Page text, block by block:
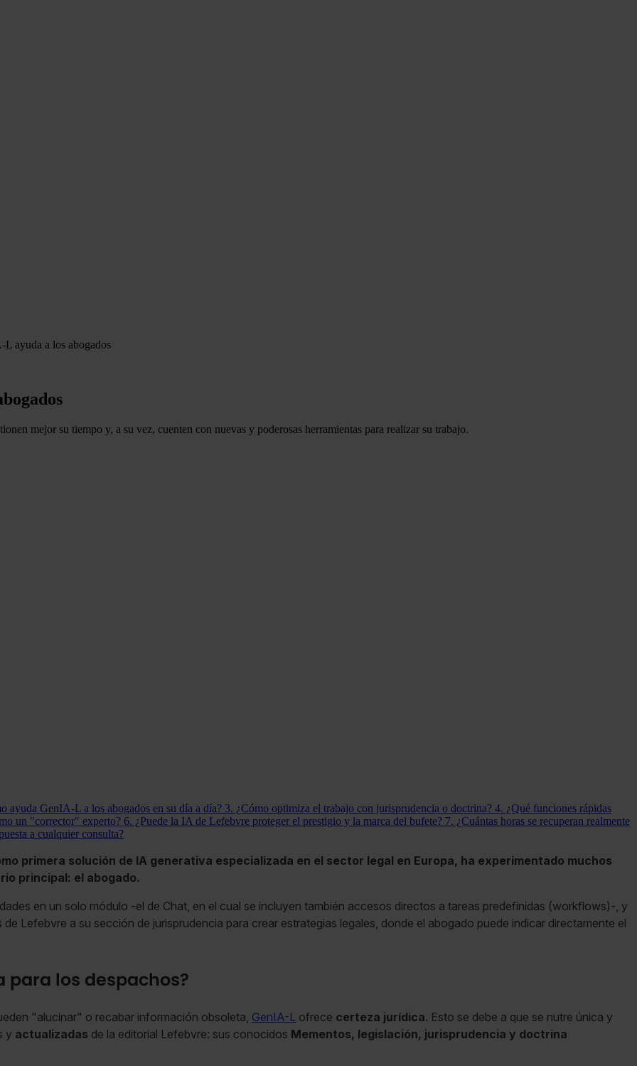
ayuda a los abogados
mejor su tiempo y, a su vez, cuenten con nuevas y poderosas herramientas para realizar su trabajo.
ayuda GenIA-L a los abogados en su día a día? 3. ¿Cómo optimiza el trabajo con jurisprudencia o doctrina? 4. ¿Qué funciones rápidas
un "corrector" experto? 6. ¿Puede la IA de Lefebvre proteger el prestigio y la marca del bufete? 7. ¿Cuántas horas se recuperan realmente
a cualquier consulta?
primera solución de IA generativa especializada en el sector legal en Europa, ha experimentado muchos
principal: el abogado.
en un solo módulo -el de Chat, en el cual se incluyen también accesos directos a tareas predefinidas (workflows)-, y
Lefebvre a su sección de jurisprudencia para crear estrategias legales, donde el abogado puede indicar directamente el
para los despachos?
"alucinar" o recabar información obsoleta, GenIA-L ofrece certeza jurídica. Esto se debe a que se nutre única y
y actualizadas de la editorial Lefebvre: sus conocidos Mementos, legislación, jurisprudencia y doctrina